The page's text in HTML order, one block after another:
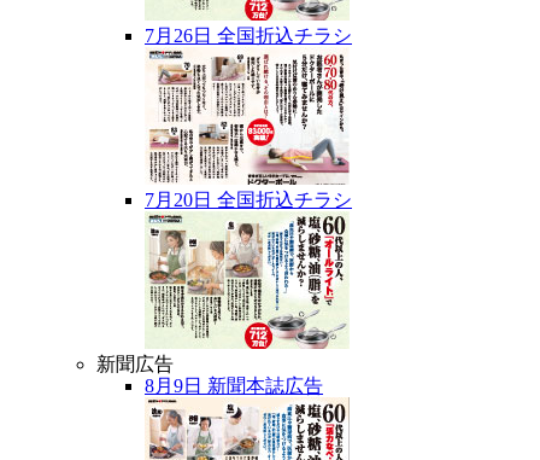
7月26日 全国折込チラシ
7月20日 全国折込チラシ
新聞広告
8月9日 新聞本誌広告